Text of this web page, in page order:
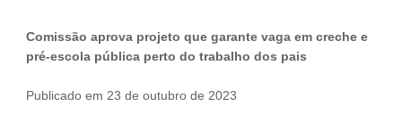
Agenda
Comissão aprova projeto que garante vaga em creche e
pré-escola pública perto do trabalho dos pais
Publicado em 23 de outubro de 2023